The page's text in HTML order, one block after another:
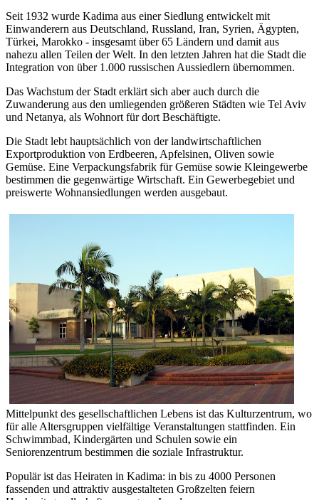
Seit 1932 wurde Kadima aus einer Siedlung entwickelt mit
Einwanderern aus Deutschland, Russland, Iran, Syrien, Ägypten,
Türkei, Marokko - insgesamt über 65 Ländern und damit aus
nahezu allen Teilen der Welt. In den letzten Jahren hat die Stadt die
Integration von über 1.000 russischen Aussiedlern übernommen.
Das Wachstum der Stadt erklärt sich aber auch durch die
Zuwanderung aus den umliegenden größeren Städten wie Tel Aviv
und Netanya, als Wohnort für dort Beschäftigte.
Die Stadt lebt hauptsächlich von der landwirtschaftlichen
Exportproduktion von Erdbeeren, Apfelsinen, Oliven sowie
Gemüse. Eine Verpackungsfabrik für Gemüse sowie Kleingewerbe
bestimmen die gegenwärtige Wirtschaft. Ein Gewerbegebiet und
preiswerte Wohnansiedlungen werden ausgebaut.
Mittelpunkt des gesellschaftlichen Lebens ist das Kulturzentrum, wo
für alle Altersgruppen vielfältige Veranstaltungen stattfinden. Ein
Schwimmbad, Kindergärten und Schulen sowie ein
Seniorenzentrum bestimmen die soziale Infrastruktur.
Populär ist das Heiraten in Kadima: in bis zu 4000 Personen
fassenden und attraktiv ausgestalteten Großzelten feiern